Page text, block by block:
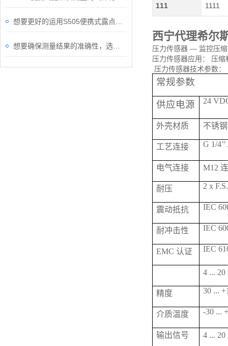
111 1111
西宁代理希尔
压力传感器 — 监控压
压力传感器应用： 压
压力传感器技术参数：
常规参数
供应电源 24
外壳材质 不锈钢
工艺连接 G 1/
电气连接 M12
耐压 2 x F.S.
震动抵抗 IEC
耐冲击性 IEC
EMC 认证 IEC
4 ...
精度 30 ...
介质温度 -30 ...
输出信号 4 ...